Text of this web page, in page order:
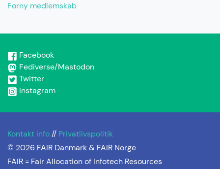
Forny medlemskab
Facebook
Fediverse/Mastodon
Twitter
Instagram
Kontakt info// Privatlivspolitik
© 2026 FAIR Danmark & FAIR Norge
FAIR = Fair Allocation of Infotech Resources